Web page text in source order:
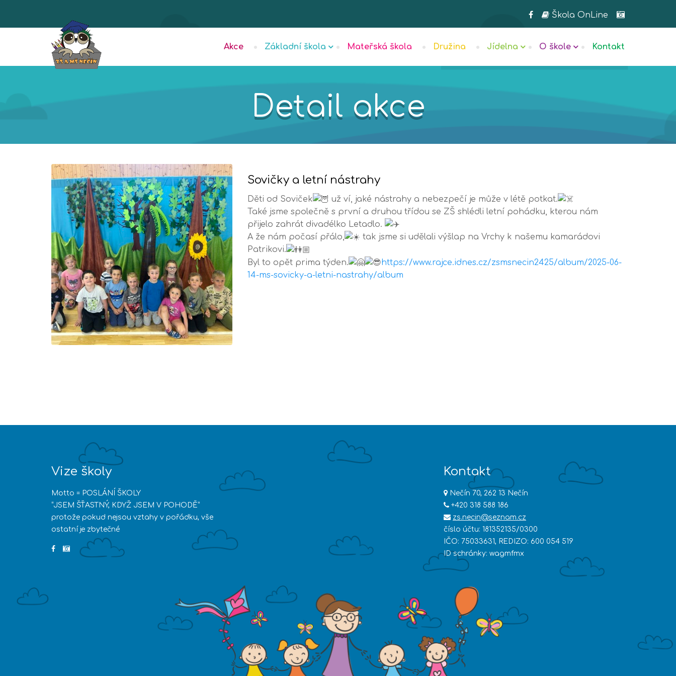
Škola OnLine
Akce Základní škola Mateřská škola Družina Jídelna O škole Kontakt
Detail akce
Sovičky a letní nástrahy
Děti od Soviček
už ví, jaké nástrahy a nebezpečí je může v létě potkat.
Také jsme společně s první a druhou třídou se ZŠ shlédli letní pohádku, kterou nám
přijelo zahrát divadélko Letadlo.
A že nám počasí přálo,
tak jsme si udělali výšlap na Vrchy k našemu kamarádovi
Patrikovi.
Byl to opět prima týden.
https://www.rajce.idnes.cz/zsmsnecin2425/album/2025-06-
14-ms-sovicky-a-letni-nastrahy/album
Vize školy
Motto = POSLÁNÍ ŠKOLY
“JSEM ŠŤASTNÝ, KDYŽ JSEM V POHODĚ”
protože pokud nejsou vztahy v pořádku, vše
ostatní je zbytečné
Kontakt
Nečín 70, 262 13 Nečín
+420 318 588 186
zs.necin@seznam.cz
číslo účtu: 181352135/0300
IČO: 75033631, REDIZO: 600 054 519
ID schránky: wagmfmx